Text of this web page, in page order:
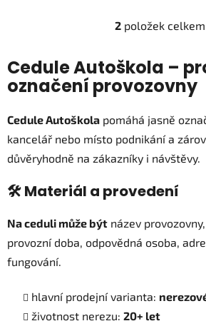
O
l
á
d
c
í
p
v
y
v
ý
s
u
2položek celkem
Cedule Autoškola –
označení provozovny
Cedule Autoškola pomáhá jasně
kancelář nebo místo podnikání a
důvěryhodně na zákazníky i návštěvy.
🛠️ Materiál a provedení
Na ceduli může být název provozovny,
provozní doba, odpovědná osoba,
fungování.
hlavní prodejní varianta:
životnost nerezu: 20+ let